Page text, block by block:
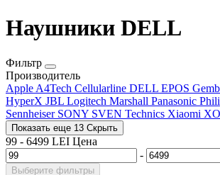
Наушники DELL
Фильтр
Производитель
Apple A4Tech Cellularline DELL EPOS
HyperX JBL Logitech Marshall Panasonic
Sennheiser SONY SVEN Technics Xiaomi XO
Показать еще 13 Скрыть
99 - 6499 LEI Цена
-
Выберите фильтры